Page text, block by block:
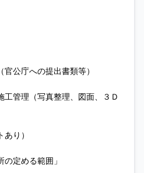
公庁への提出書類等）
工管理（写真整理、図面、３Ｄ
り）
の定める範囲」